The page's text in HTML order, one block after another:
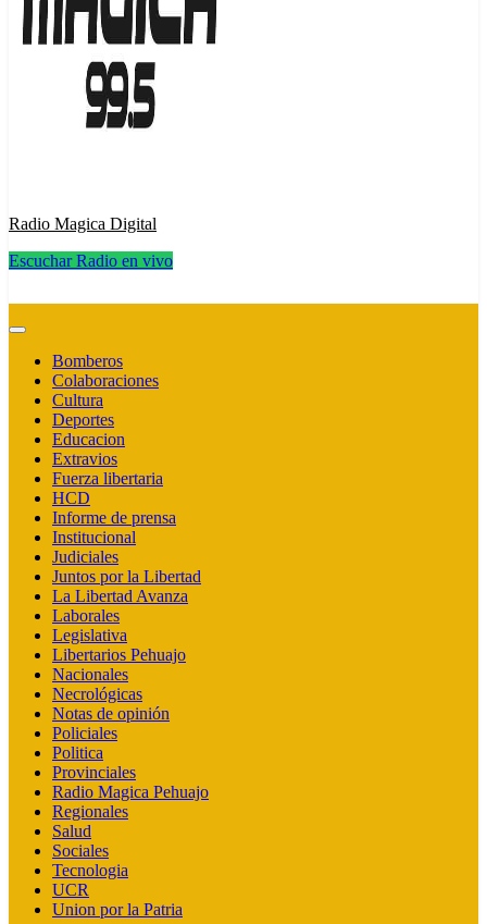
Radio Magica Digital
Escuchar Radio en vivo
Bomberos
Colaboraciones
Cultura
Deportes
Educacion
Extravios
Fuerza libertaria
HCD
Informe de prensa
Institucional
Judiciales
Juntos por la Libertad
La Libertad Avanza
Laborales
Legislativa
Libertarios Pehuajo
Nacionales
Necrológicas
Notas de opinión
Policiales
Politica
Provinciales
Radio Magica Pehuajo
Regionales
Salud
Sociales
Tecnologia
UCR
Union por la Patria